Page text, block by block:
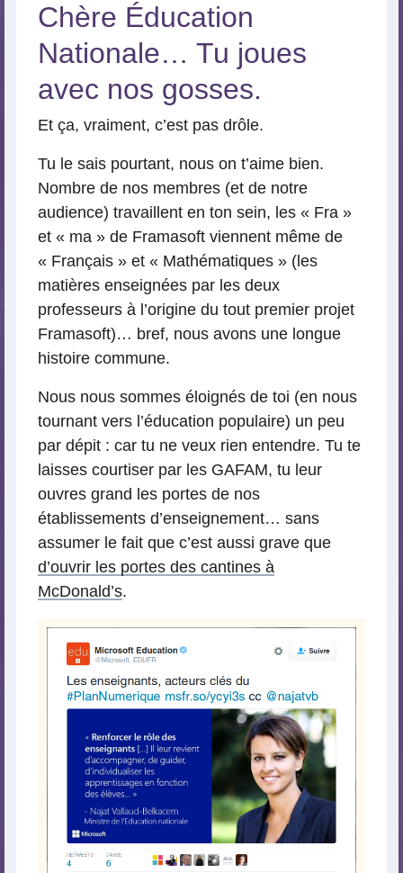
Chère Éducation
Nationale… Tu joues
avec nos gosses.
Et ça, vraiment, c’est pas drôle.
Tu le sais pourtant, nous on t’aime bien.
Nombre de nos membres (et de notre
audience) travaillent en ton sein, les « Fra »
et « ma » de Framasoft viennent même de
« Français » et « Mathématiques » (les
matières enseignées par les deux
professeurs à l’origine du tout premier projet
Framasoft)… bref, nous avons une longue
histoire commune.
Nous nous sommes éloignés de toi (en nous
tournant vers l’éducation populaire) un peu
par dépit : car tu ne veux rien entendre. Tu te
laisses courtiser par les GAFAM, tu leur
ouvres grand les portes de nos
établissements d’enseignement… sans
assumer le fait que c’est aussi grave que
d’ouvrir les portes des cantines à
McDonald’s.